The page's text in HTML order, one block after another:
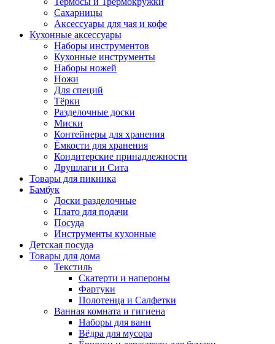
Сахарницы
Аксессуары для чая и кофе
Кухонные аксессуары
Наборы инструментов
Кухонные инструменты
Наборы ножей
Ножи
Для специй
Тёрки
Разделочные доски
Миски
Контейнеры для хранения
Ёмкости для хранения
Кондитерские принадлежности
Друшлаги и Сита
Товары для пикника
Бамбук
Доски разделочные
Плато для подачи
Посуда
Инструменты кухонные
Детская посуда
Товары для дома
Текстиль
Скатерти и напероны
Фартуки
Полотенца и Салфетки
Ванная комната и гигиена
Наборы для ванн
Вёдра для мусора